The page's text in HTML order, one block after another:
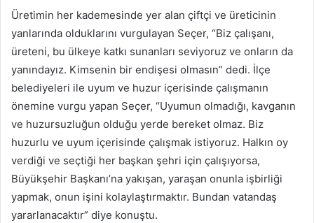
Üretimin her kademesinde yer alan çiftçi ve üreticinin
yanlarında olduklarını vurgulayan Seçer, “Biz çalışanı,
üreteni, bu ülkeye katkı sunanları seviyoruz ve onların da
yanındayız. Kimsenin bir endişesi olmasın” dedi. İlçe
belediyeleri ile uyum ve huzur içerisinde çalışmanın
önemine vurgu yapan Seçer, “Uyumun olmadığı, kavganın
ve huzursuzluğun olduğu yerde bereket olmaz. Biz
huzurlu ve uyum içerisinde çalışmak istiyoruz. Halkın oy
verdiği ve seçtiği her başkan şehri için çalışıyorsa,
Büyükşehir Başkanı’na yakışan, yaraşan onunla işbirliği
yapmak, onun işini kolaylaştırmaktır. Bundan vatandaş
yararlanacaktır” diye konuştu.